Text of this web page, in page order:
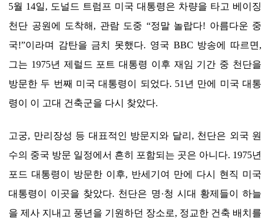
5월 14일, 도널드 트럼프 미국 대통령은 차량을 타고 베이징
천단 공원에 도착해, 관람 도중 “정말 놀랍다! 아름다운 중
국!”이라며 감탄을 금치 못했다. 영국 BBC 방송에 따르면,
그는 1975년 제럴드 포트 대통령 이후 재임 기간 중 천단을
방문한 두 번째 미국 대통령이 되었다. 51년 만에 미국 대통
령이 이 고대 건축군을 다시 찾았다.
고궁, 만리장성 등 대표적인 방문지와 달리, 천단은 외국 원
수의 중국 방문 일정에서 흔히 포함되는 곳은 아니다. 1975년
포드 대통령이 방문한 이후, 반세기여 만에 다시 현직 미국
대통령이 이곳을 찾았다. 천단은 명·청 시대 황제들이 하늘
을 제사 지내고 풍년을 기원하던 장소로, 정교한 건축 배치를